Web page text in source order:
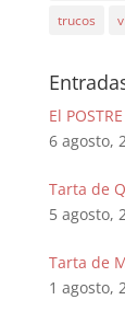
trucos
El
6 agosto,
Tarta de
5 agosto,
Tarta de
1 agosto,